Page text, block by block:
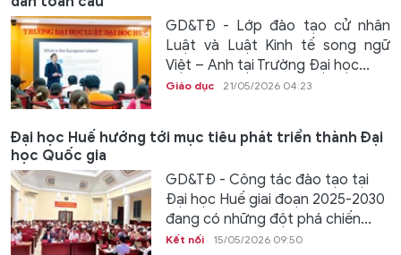
GD&TĐ - Lớp đào tạo cử nhân
Luật và Luật Kinh tế song ngữ
Việt – Anh tại Trường Đại học...
Giáo dục 21/05/2026 04:23
Đại học Huế hướng tới mục tiêu phát triển thành Đại
học Quốc gia
GD&TĐ - Công tác đào tạo tại
Đại học Huế giai đoạn 2025-2030
đang có những đột phá chiến...
Kết nối 15/05/2026 09:50